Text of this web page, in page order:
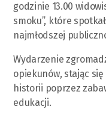
godzinie 13.00
smoku”, które
najmłodszej
Wydarzenie
opiekunów, stając
historii poprzez
edukacji.